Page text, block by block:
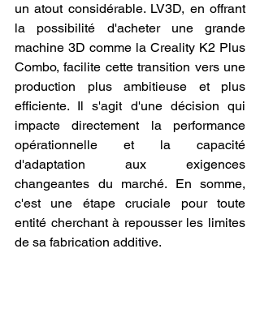
un atout considérable. LV3D, en offrant
la possibilité d'acheter une grande
machine 3D comme la Creality K2 Plus
Combo, facilite cette transition vers une
production plus ambitieuse et plus
efficiente. Il s'agit d'une décision qui
impacte directement la performance
opérationnelle et la capacité
d'adaptation aux exigences
changeantes du marché. En somme,
c'est une étape cruciale pour toute
entité cherchant à repousser les limites
de sa fabrication additive.